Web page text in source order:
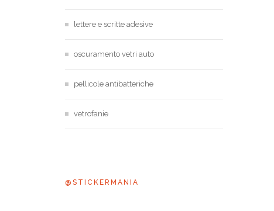
lettere e scritte adesive
oscuramento vetri auto
pellicole antibatteriche
vetrofanie
@STICKERMANIA